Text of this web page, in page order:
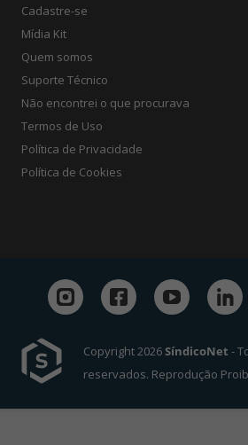
Cadastre-se
Mídia Kit
Quem somos
Suporte Técnico
Não encontrei o que procurava
Termos de Uso
Política de Privacidade
Política de Cookies
Copyright 2026SíndicoNet -
reservados. Reprodução